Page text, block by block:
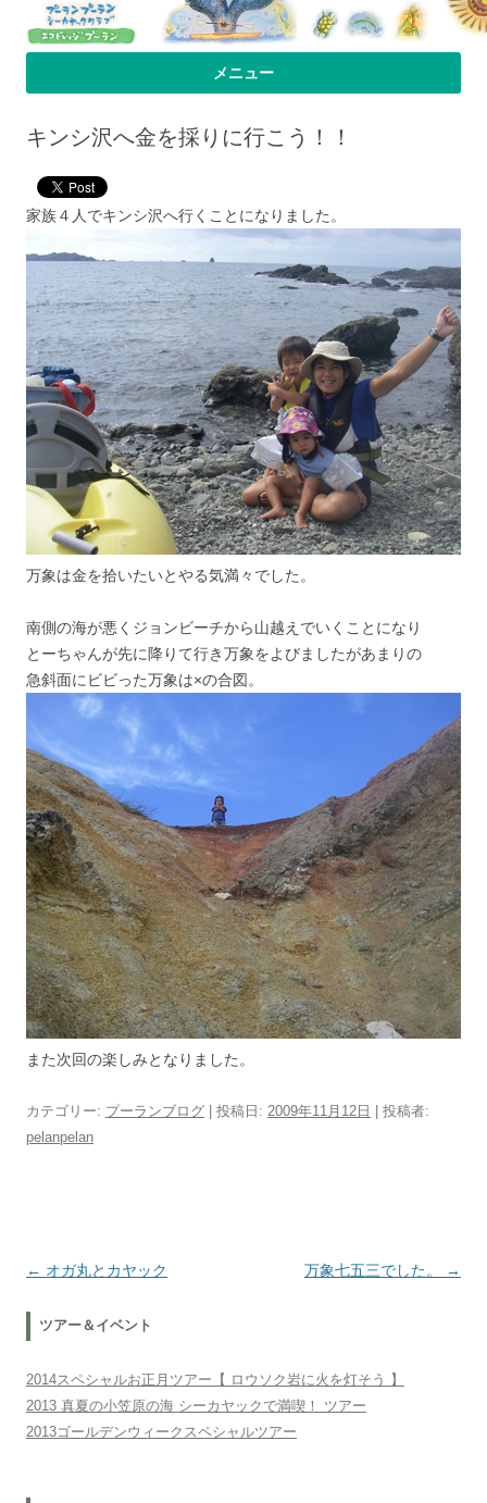
プーラン・プーラン｜小笠原父島 シ
ーカヤック 宿
小笠原父島のシーカヤックスクール＆ツアー「プーランプーランシーカ
ヤッククラブ」、森のコテージのお宿の「プーランビレッジ」のHPへよ
メニュー
キンシ沢へ金を採りに行こう！！
家族４人でキンシ沢へ行くことになりました。
万象は金を拾いたいとやる気満々でした。
南側の海が悪くジョンビーチから山越えでいくことになり
とーちゃんが先に降りて行き万象をよびましたがあまりの
急斜面にビビった万象は×の合図。
また次回の楽しみとなりました。
カテゴリー: プーランブログ | 投稿日: 2009年11月12日
投稿者:
pelanpelan
投稿ナビゲーション
← オガ丸とカヤック 万象七五三でした。 →
ツアー＆イベント
2014スペシャルお正月ツアー【 ロウソク岩に火を灯そう 】
2013 真夏の小笠原の海 シーカヤックで満喫！ ツアー
2013ゴールデンウィークスペシャルツアー